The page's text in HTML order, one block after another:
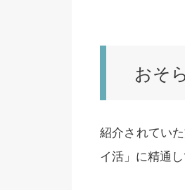
おそ
紹介されてい
イ活」に精通し